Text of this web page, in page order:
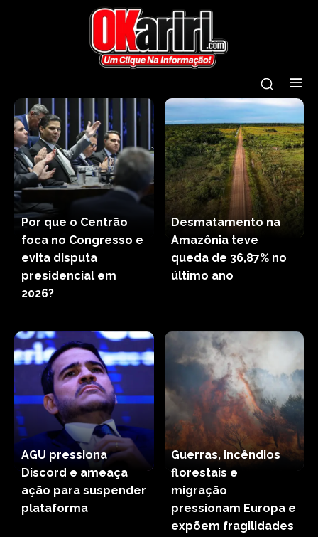
Por que o Centrão
foca no Congresso e
evita disputa
presidencial em
2026?
Desmatamento na
Amazônia teve
queda de 36,87% no
último ano
AGU pressiona
Discord e ameaça
ação para suspender
plataforma
Guerras, incêndios
florestais e
migração
pressionam Europa e
expõem fragilidades